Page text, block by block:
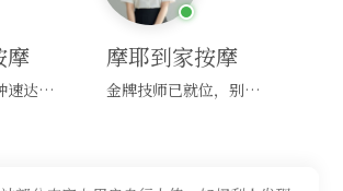
摩
上门技师30分钟速达，别问，快约！
摩耶到家按摩
金牌技师已就位，别纠结，马上预约！